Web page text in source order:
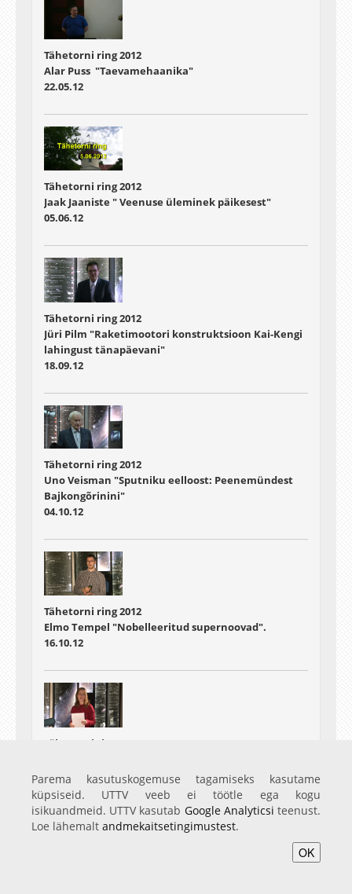
Tähetorni ring 2012
Alar Puss "Taevamehaanika"
22.05.12
Tähetorni ring 2012
Jaak Jaaniste " Veenuse üleminek päikesest"
05.06.12
Tähetorni ring 2012
Jüri Pilm "Raketimootori konstruktsioon Kai-Kengi
lahingust tänapäevani"
18.09.12
Tähetorni ring 2012
Uno Veisman "Sputniku eelloost: Peenemündest
Bajkongõrinini"
04.10.12
Tähetorni ring 2012
Elmo Tempel "Nobelleeritud supernoovad".
16.10.12
Tähetorni ring 2012
tellida Sven Dimberg?"
30.10.12
Parema kasutuskogemuse tagamiseks kasutame
küpsiseid. UTTV veeb ei töötle ega kogu
isikuandmeid. UTTV kasutab Google Analyticsi teenust.
Loe lähemalt andmekaitsetingimustest.
OK